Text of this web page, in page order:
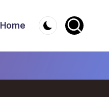
Home